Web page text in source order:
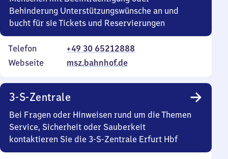
Behinderung Unterstützungswünsche an und
bucht für sie Tickets und Reservierungen
Telefon
+49 30 65212888
Webseite
msz.bahnhof.de
3-S-Zentrale
Bei Fragen oder Hinweisen rund um die Themen
Service, Sicherheit oder Sauberkeit
kontaktieren Sie die 3-S-Zentrale Erfurt Hbf